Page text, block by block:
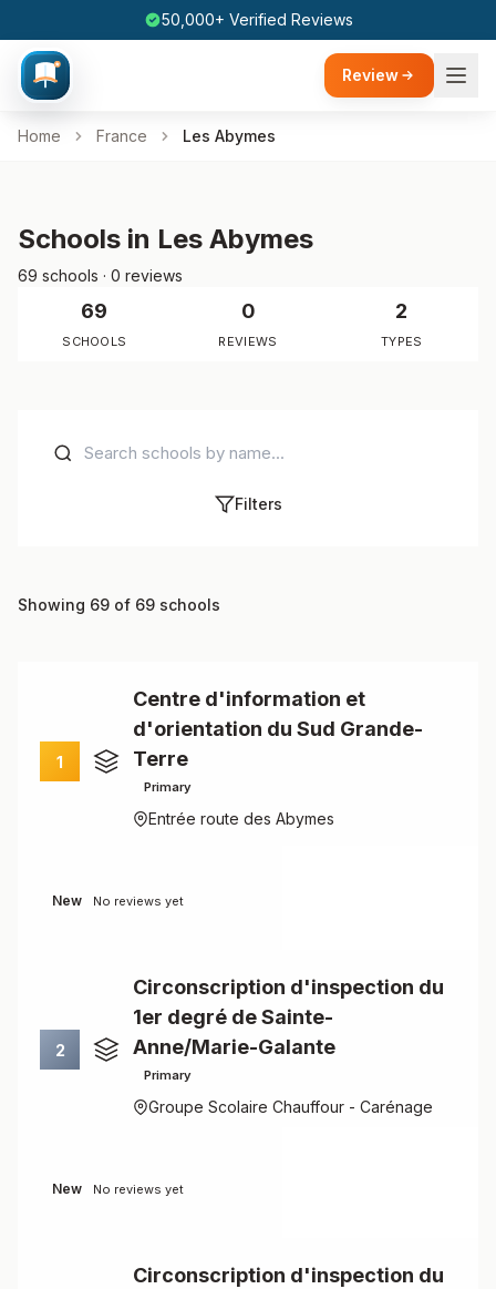
50,000+ Verified Reviews
Review
Home France Les Abymes
Schools in Les Abymes
69 schools · 0 reviews
69
SCHOOLS
0
REVIEWS
2
TYPES
Filters
Showing 69 of 69 schools
1
Centre d'information et
d'orientation du Sud Grande-
Terre
Primary
Entrée route des Abymes
New No reviews yet
2
Circonscription d'inspection du
1er degré de Sainte-
Anne/Marie-Galante
Primary
Groupe Scolaire Chauffour - Carénage
New No reviews yet
Circonscription d'inspection du